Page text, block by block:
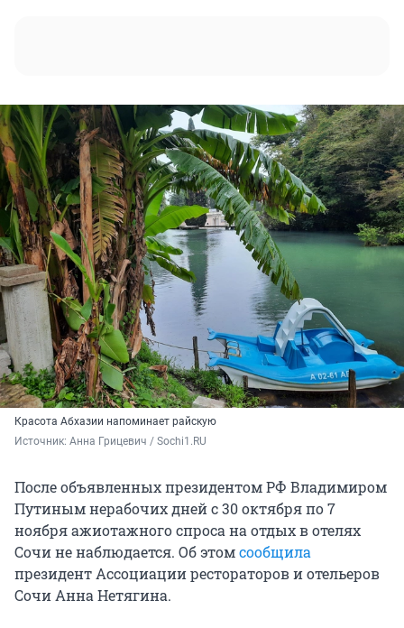
Красота Абхазии напоминает райскую
Источник: Анна Грицевич / Sochi1.RU
После объявленных президентом РФ Владимиром
Путиным нерабочих дней с 30 октября по 7
ноября ажиотажного спроса на отдых в отелях
Сочи не наблюдается. Об этомсообщила
президент Ассоциации рестораторов и отельеров
Сочи Анна Нетягина.